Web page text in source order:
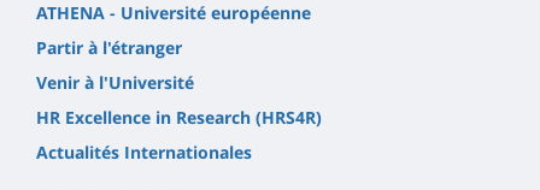
ATHENA - Université européenne
Partir à l'étranger
Venir à l'Université
HR Excellence in Research (HRS4R)
Actualités Internationales